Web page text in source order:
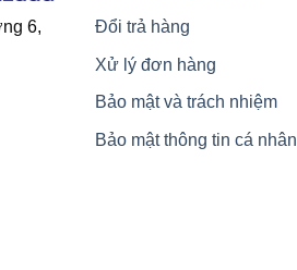
6,
Đổi trả hàng
Xử lý đơn hàng
Bảo mật và trách nhiệm
Bảo mật thông tin cá nhân